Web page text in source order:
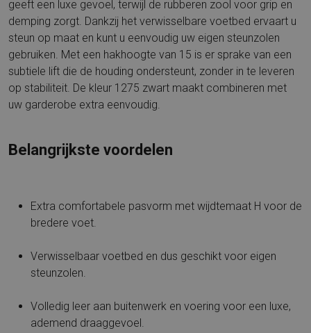
geeft een luxe gevoel, terwijl de rubberen zool voor grip en
demping zorgt. Dankzij het verwisselbare voetbed ervaart u
steun op maat en kunt u eenvoudig uw eigen steunzolen
gebruiken. Met een hakhoogte van 15 is er sprake van een
subtiele lift die de houding ondersteunt, zonder in te leveren
op stabiliteit. De kleur 1275 zwart maakt combineren met
uw garderobe extra eenvoudig.
Belangrijkste voordelen
Extra comfortabele pasvorm met wijdtemaat H voor de
bredere voet.
Verwisselbaar voetbed en dus geschikt voor eigen
steunzolen.
Volledig leer aan buitenwerk en voering voor een luxe,
ademend draaggevoel.